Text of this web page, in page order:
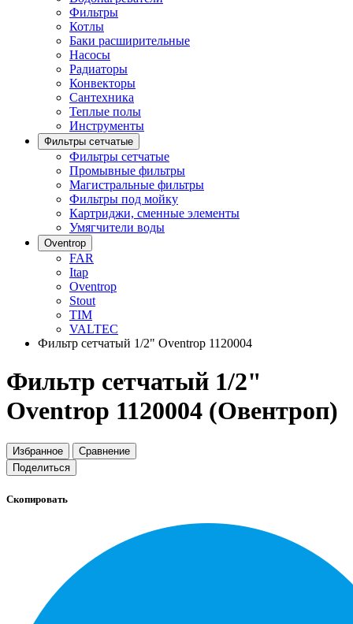
Фильтры
Котлы
Баки расширительные
Насосы
Радиаторы
Конвекторы
Сантехника
Теплые полы
Инструменты
Фильтры сетчатые
Фильтры сетчатые
Промывные фильтры
Магистральные фильтры
Фильтры под мойку
Картриджи, сменные элементы
Умягчители воды
Oventrop
FAR
Itap
Oventrop
Stout
TIM
VALTEC
Фильтр сетчатый 1/2" Oventrop 1120004
Фильтр сетчатый 1/2"
Oventrop 1120004 (Овентроп)
Избранное
Сравнение
Поделиться
Скопировать